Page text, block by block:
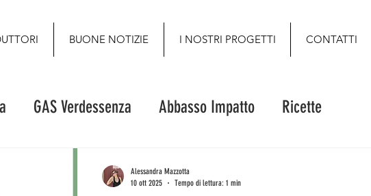
BUONE NOTIZIE I NOSTRI PROGETTI CONTATTI
GAS Verdessenza Abbasso Impatto Ricette
Alessandra Mazzotta
10 ott 2025
Tempo di lettura: 1 min